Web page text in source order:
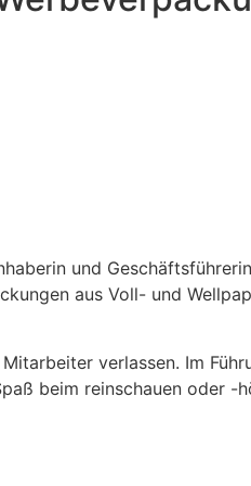
und
aus Voll- und
verlassen. Im
beim reinschauen oder -